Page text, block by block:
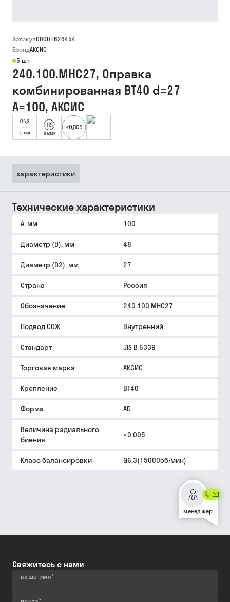
Артикул00001626454
БрендАКСИС
5 шт
240.100.MHC27, Оправка
комбинированная BT40 d=27
A=100, АКСИС
характеристики
Технические характеристики
A, мм 100
Диаметр (D), мм 48
Диаметр (D2), мм 27
Страна Россия
Обозначение 240.100.MHC27
Подвод СОЖ Внутренний
Стандарт JIS B 6339
Торговая марка АКСИС
Крепление BT40
Форма AD
Величина радиального
биения
≤0,005
Класс балансировки G6,3(15000об/мин)
менеджер
Свяжитесь с нами
ваше имя*